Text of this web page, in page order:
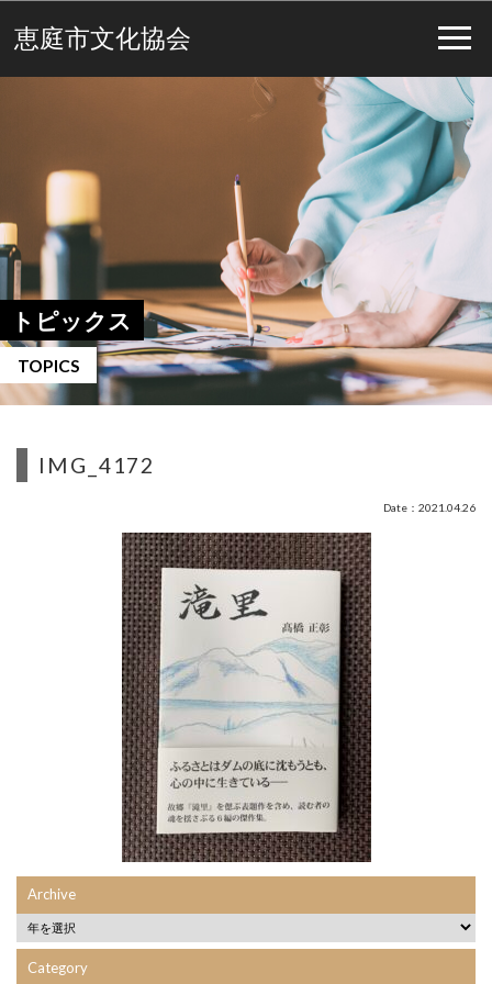
恵庭市文化協会
トピックス
TOPICS
IMG_4172
Date：2021.04.26
Archive
Category